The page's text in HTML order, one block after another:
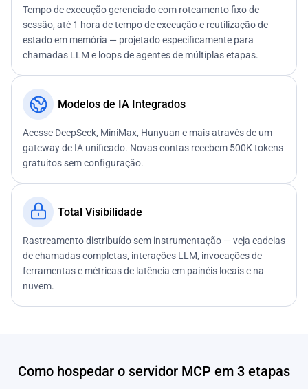
Tempo de execução gerenciado com roteamento fixo de
sessão, até 1 hora de tempo de execução e reutilização de
estado em memória — projetado especificamente para
chamadas LLM e loops de agentes de múltiplas etapas.
Modelos de IA Integrados
Acesse DeepSeek, MiniMax, Hunyuan e mais através de um
gateway de IA unificado. Novas contas recebem 500K tokens
gratuitos sem configuração.
Total Visibilidade
Rastreamento distribuído sem instrumentação — veja cadeias
de chamadas completas, interações LLM, invocações de
ferramentas e métricas de latência em painéis locais e na
nuvem.
Como hospedar o servidor MCP em 3 etapas